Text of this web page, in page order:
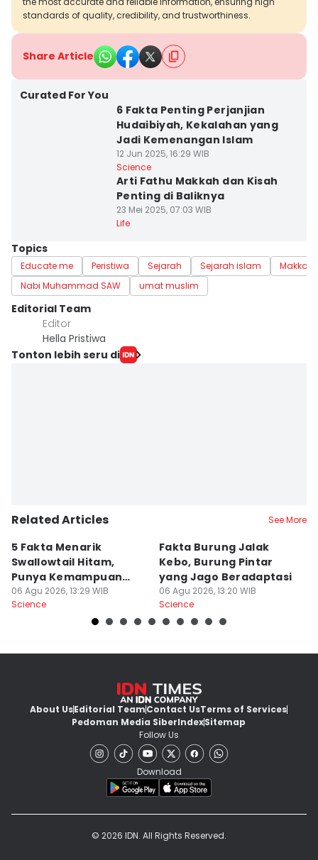
standards of quality, credibility, and trustworthiness.
Share Article
Curated For You
6 Fakta Penting Perjanjian
Hudaibiyah, Kekalahan yang
Jadi Kemenangan Islam
12 Jun 2025, 16:29 WIB
Science
Arti Fathu Makkah dan Kisah
Penting di Baliknya
23 Mei 2025, 07:03 WIB
Life
Topics
Educate me Peristiwa Sejarah Sejarah islam
Makkah
Nabi Muhammad SAW
umat muslim
Editorial Team
Editor
Hella Pristiwa
Tonton lebih seru di
Related Articles See More
5 Fakta Menarik
Swallowtail Hitam,
Punya Kemampuan
Mimikri
06 Agu 2026, 13:29 WIB
Science
Fakta Burung Jalak
Kebo, Burung Pintar
yang Jago Beradaptasi
06 Agu 2026, 13:20 WIB
Science
About UsEditorial TeamContact UsTerms of Services
Pedoman Media SiberIndexSitemap
Follow Us
Download
© 2026 IDN. All Rights Reserved.